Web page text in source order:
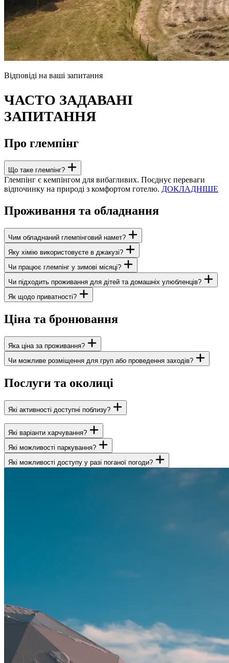
Відповіді на ваші запитання
ЧАСТО ЗАДАВАНІ
ЗАПИТАННЯ
Про глемпінг
Що таке глемпінг?
Глемпінг є кемпінгом для вибагливих. Поєднує переваги
відпочинку на природі з комфортом готелю. ДОКЛАДНІШЕ
Проживання та обладнання
Чим обладнаний глемпінговий намет?
Яку хімію використовуєте в джакузі?
Чи працює глемпінг у зимові місяці?
Чи підходить проживання для дітей та домашніх улюбленців?
Як щодо приватності?
Ціна та бронювання
Яка ціна за проживання?
Чи можливе розміщення для груп або проведення заходів?
Послуги та околиці
Які активності доступні поблизу?
Національний ZOO Бойніце
Оглядовий майданчик Čajka v oblakoch (Бойніце)
Ботанічний сад Бойніце BotanyPark
Чічмани
Які варіанти харчування?
Які можливості паркування?
Які можливості доступу у разі поганої погоди?